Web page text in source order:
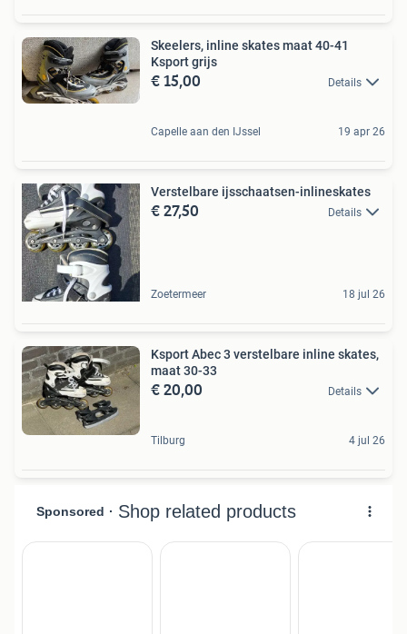
Skeelers, inline skates maat 40-41
Ksport grijs
€ 15,00 Details
Capelle aan den IJssel 19 apr 26
Verstelbare ijsschaatsen-inlineskates
€ 27,50 Details
Zoetermeer 18 jul 26
Ksport Abec 3 verstelbare inline skates,
maat 30-33
€ 20,00 Details
Tilburg 4 jul 26